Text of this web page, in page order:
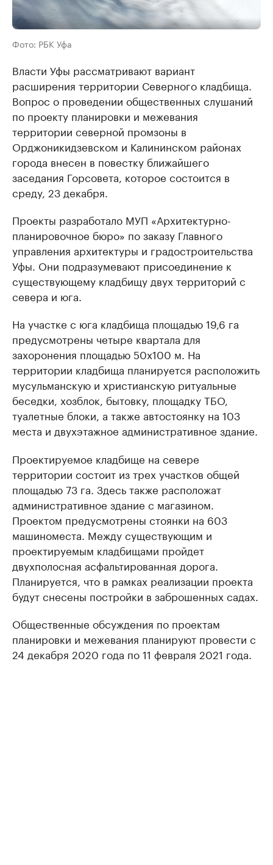
Фото: РБК Уфа
Власти Уфы рассматривают вариант
расширения территории Северного кладбища.
Вопрос о проведении общественных слушаний
по проекту планировки и межевания
территории северной промзоны в
Орджоникидзевском и Калининском районах
города внесен в повестку ближайшего
заседания Горсовета, которое состоится в
среду, 23 декабря.
Проекты разработало МУП «Архитектурно-
планировочное бюро» по заказу Главного
управления архитектуры и градостроительства
Уфы. Они подразумевают присоединение к
существующему кладбищу двух территорий с
севера и юга.
На участке с юга кладбища площадью 19,6 га
предусмотрены четыре квартала для
захоронения площадью 50х100 м. На
территории кладбища планируется расположить
мусульманскую и христианскую ритуальные
беседки, хозблок, бытовку, площадку ТБО,
туалетные блоки, а также автостоянку на 103
места и двухэтажное административное здание.
Проектируемое кладбище на севере
территории состоит из трех участков общей
площадью 73 га. Здесь также расположат
административное здание с магазином.
Проектом предусмотрены стоянки на 603
машиноместа. Между существующим и
проектируемым кладбищами пройдет
двухполосная асфальтированная дорога.
Планируется, что в рамках реализации проекта
будут снесены постройки в заброшенных садах.
Общественные обсуждения по проектам
планировки и межевания планируют провести с
24 декабря 2020 года по 11 февраля 2021 года.